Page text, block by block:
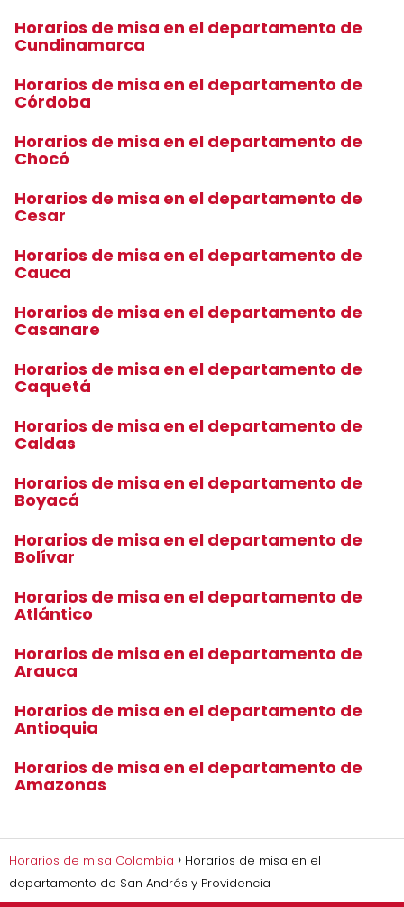
Horarios de misa en el departamento de
Cundinamarca
Horarios de misa en el departamento de
Córdoba
Horarios de misa en el departamento de
Chocó
Horarios de misa en el departamento de
Cesar
Horarios de misa en el departamento de
Cauca
Horarios de misa en el departamento de
Casanare
Horarios de misa en el departamento de
Caquetá
Horarios de misa en el departamento de
Caldas
Horarios de misa en el departamento de
Boyacá
Horarios de misa en el departamento de
Bolívar
Horarios de misa en el departamento de
Atlántico
Horarios de misa en el departamento de
Arauca
Horarios de misa en el departamento de
Antioquia
Horarios de misa en el departamento de
Amazonas
Horarios de misa Colombia
Horarios de misa en el
departamento de San Andrés y Providencia